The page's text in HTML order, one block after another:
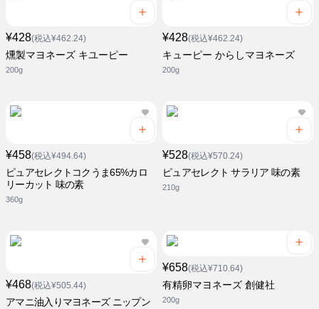
¥428(税込¥462.24)
燻製マヨネーズ キユーピー
200g
¥428(税込¥462.24)
キューピー からしマヨネーズ
200g
¥458(税込¥494.64)
ピュアセレクトコクうま65%カロ
リーカット 味の素
360g
¥528(税込¥570.24)
ピュアセレクト サラリア 味の素
210g
¥468(税込¥505.44)
アマニ油入りマヨネーズ ニップン
¥658(税込¥710.64)
有精卵マヨネーズ 創健社
200g